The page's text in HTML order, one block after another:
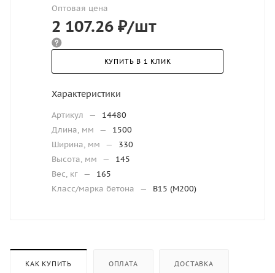
Оптовая цена
2 107.26 ₽/шт
КУПИТЬ В 1 КЛИК
Характеристики
Артикул —
14480
Длина, мм
—
1500
Ширина, мм
—
330
Высота, мм
—
145
Вес, кг —
165
Класс/марка бетона
— В15 (М200)
КАК КУПИТЬ ОПЛАТА ДОСТАВКА